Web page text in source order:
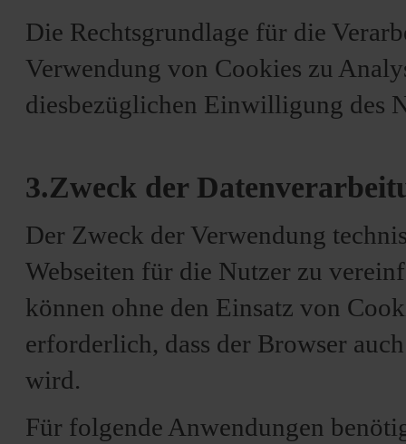
Die Rechtsgrundlage für die
Verwendung von Cookies zu
diesbezüglichen Einwilligung des
3.Zweck der
Der Zweck der Verwendung
Webseiten für die Nutzer zu
können ohne den Einsatz von
erforderlich, dass der Browser
wird.
Für folgende Anwendungen